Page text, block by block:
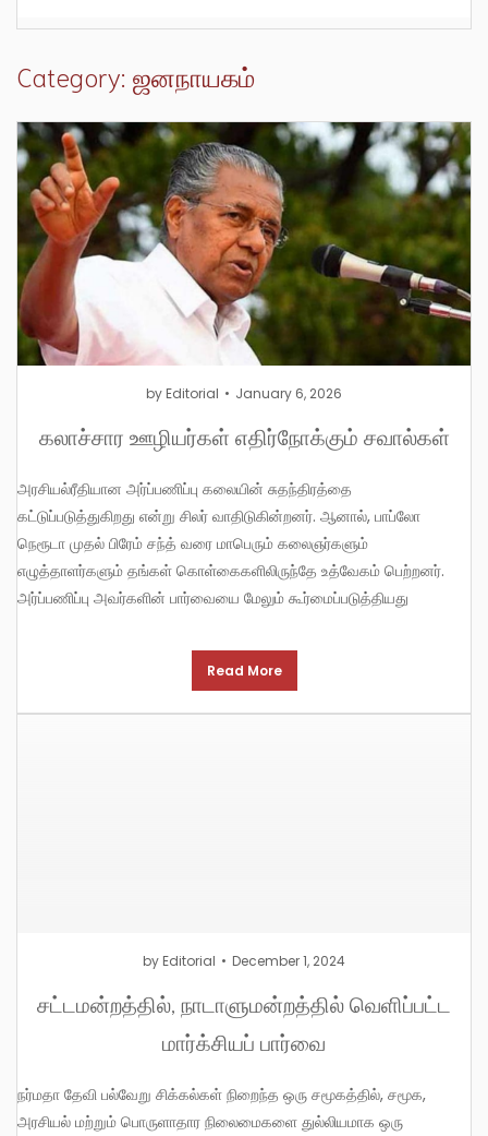
Category: ஜனநாயகம்
by Editorial January 6, 2026
கலாச்சார ஊழியர்கள் எதிர்நோக்கும் சவால்கள்
அரசியல்ரீதியான அர்ப்பணிப்பு கலையின் சுதந்திரத்தை
கட்டுப்படுத்துகிறது என்று சிலர் வாதிடுகின்றனர். ஆனால், பாப்லோ
நெரூடா முதல் பிரேம் சந்த் வரை மாபெரும் கலைஞர்களும்
எழுத்தாளர்களும் தங்கள் கொள்கைகளிலிருந்தே உத்வேகம் பெற்றனர்.
அர்ப்பணிப்பு அவர்களின் பார்வையை மேலும் கூர்மைப்படுத்தியது
Read More
by Editorial December 1, 2024
சட்டமன்றத்தில், நாடாளுமன்றத்தில் வெளிப்பட்ட
மார்க்சியப் பார்வை
நர்மதா தேவி பல்வேறு சிக்கல்கள் நிறைந்த ஒரு சமூகத்தில், சமூக,
அரசியல் மற்றும் பொருளாதார நிலைமைகளை துல்லியமாக ஒரு